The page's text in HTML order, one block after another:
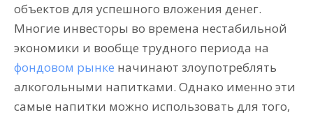
объектов для успешного вложения денег.
Многие инвесторы во времена нестабильной
экономики и вообще трудного периода на
фондовом рынке начинают злоупотреблять
алкогольными напитками. Однако именно эти
самые напитки можно использовать для того,